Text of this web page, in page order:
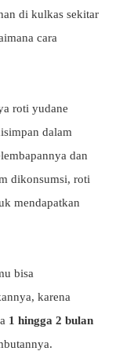
di kulkas sekitar
cara
roti yudane
dalam
dan
dikonsumsi, roti
mendapatkan
bisa
karena
1 hingga 2 bulan